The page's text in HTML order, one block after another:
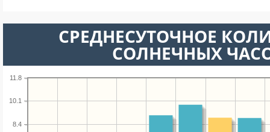
СРЕДНЕСУТОЧНОЕ
СОЛНЕЧНЫХ
8.4
10.1
11.8